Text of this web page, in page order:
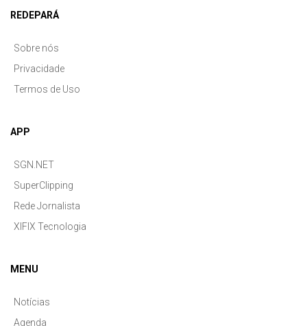
REDEPARÁ
Sobre nós
Privacidade
Termos de Uso
APP
SGN.NET
SuperClipping
Rede Jornalista
XIFIX Tecnologia
MENU
Notícias
Agenda